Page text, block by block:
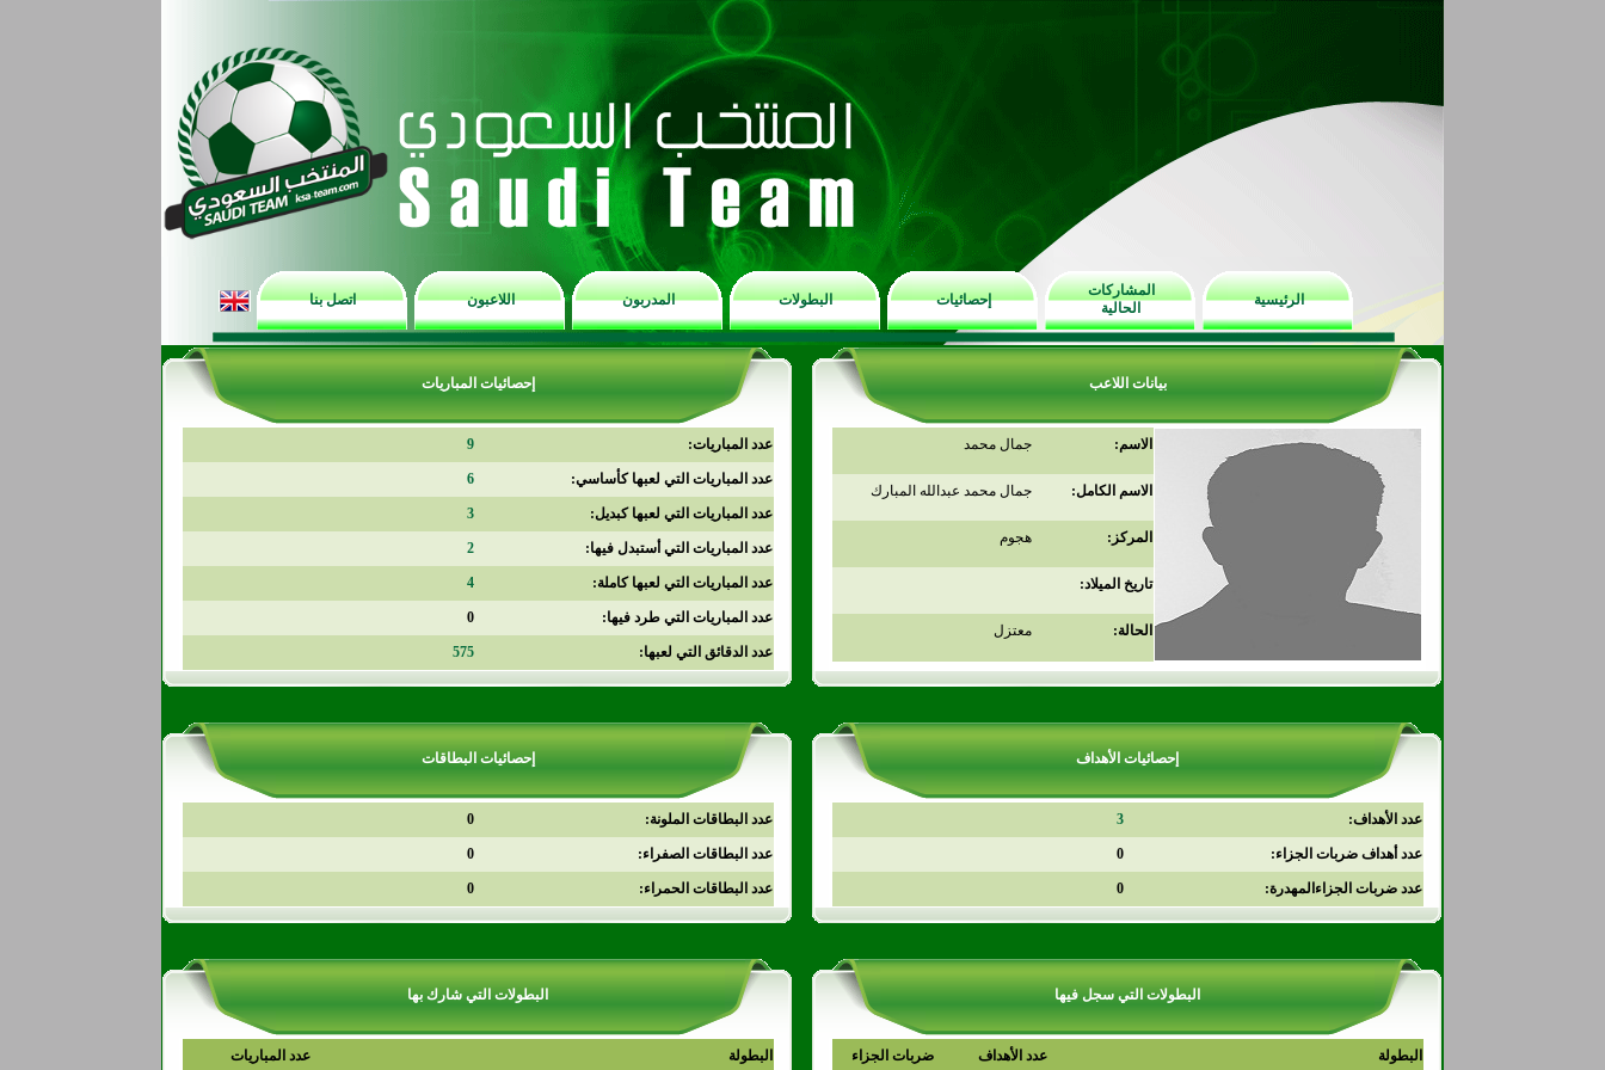
الرئيسية
المشاركات
الحالية
إحصائيات البطولات المدربون اللاعبون اتصل بنا
بيانات اللاعب إحصائيات المباريات
الاسم: جمال محمد
الاسم الكامل: جمال محمد عبدالله المبارك
المركز: هجوم
تاريخ الميلاد:
الحالة: معتزل
عدد المباريات: 9
عدد المباريات التي لعبها كأساسي: 6
عدد المباريات التي لعبها كبديل: 3
عدد المباريات التي أستبدل فيها: 2
عدد المباريات التي لعبها كاملة: 4
عدد المباريات التي طرد فيها: 0
عدد الدقائق التي لعبها: 575
إحصائيات الأهداف إحصائيات البطاقات
عدد الأهداف: 3
عدد أهداف ضربات الجزاء: 0
عدد ضربات الجزاءالمهدرة: 0
عدد البطاقات الملونة: 0
عدد البطاقات الصفراء: 0
عدد البطاقات الحمراء: 0
البطولات التي سجل فيها البطولات التي شارك بها
البطولة عدد الأهداف ضربات الجزاء البطولة عدد المباريات